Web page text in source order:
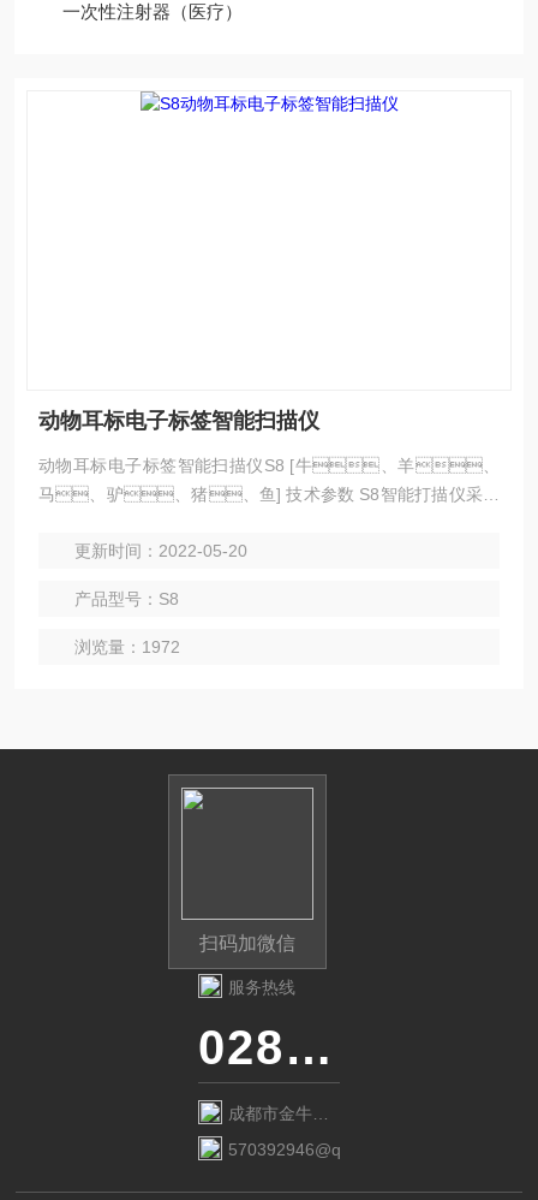
一次性注射器（医疗）
动物耳标电子标签智能扫描仪
动物耳标电子标签智能扫描仪S8 [牛、羊、
马、驴、猪、鱼] 技术参数 S8智能打描仪采用
784/85)格式的电子标签。产品采用高亮度L.CD显示
示，用户可通过USB数据线连接方式将存储的信息读
取到电脑进行数据管理。 该产品操作简单，适
更新时间：2022-05-20
产品型号：S8
浏览量：1972
扫码加微信
服务热线
028-87741718
成都市金牛区
金府路799号1
570392946@qq.com